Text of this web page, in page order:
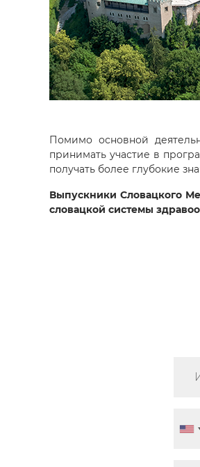
Помимо основной
принимать участие в
получать более глубокие
Выпускники Словацкого
словацкой системы